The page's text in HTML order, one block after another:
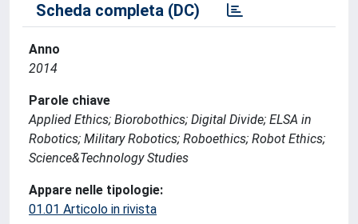
Scheda completa (DC)
Anno
2014
Parole chiave
Applied Ethics; Biorobothics; Digital Divide; ELSA in
Robotics; Military Robotics; Roboethics; Robot Ethics;
Science&Technology Studies
Appare nelle tipologie:
01.01 Articolo in rivista